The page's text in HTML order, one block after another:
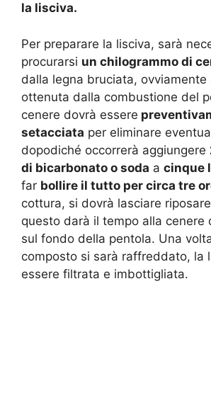
la lisciva.
Per preparare la lisciva, sarà
procurarsi un chilogrammo di
dalla legna bruciata, ovviamente
ottenuta dalla combustione del
cenere dovrà essere
setacciata per eliminare
dopodiché occorrerà aggiungere
di bicarbonato o soda a cinque
far bollire il tutto per circa tre
cottura, si dovrà lasciare
questo darà il tempo alla cenere
sul fondo della pentola. Una
composto si sarà raffreddato, la
essere filtrata e imbottigliata.